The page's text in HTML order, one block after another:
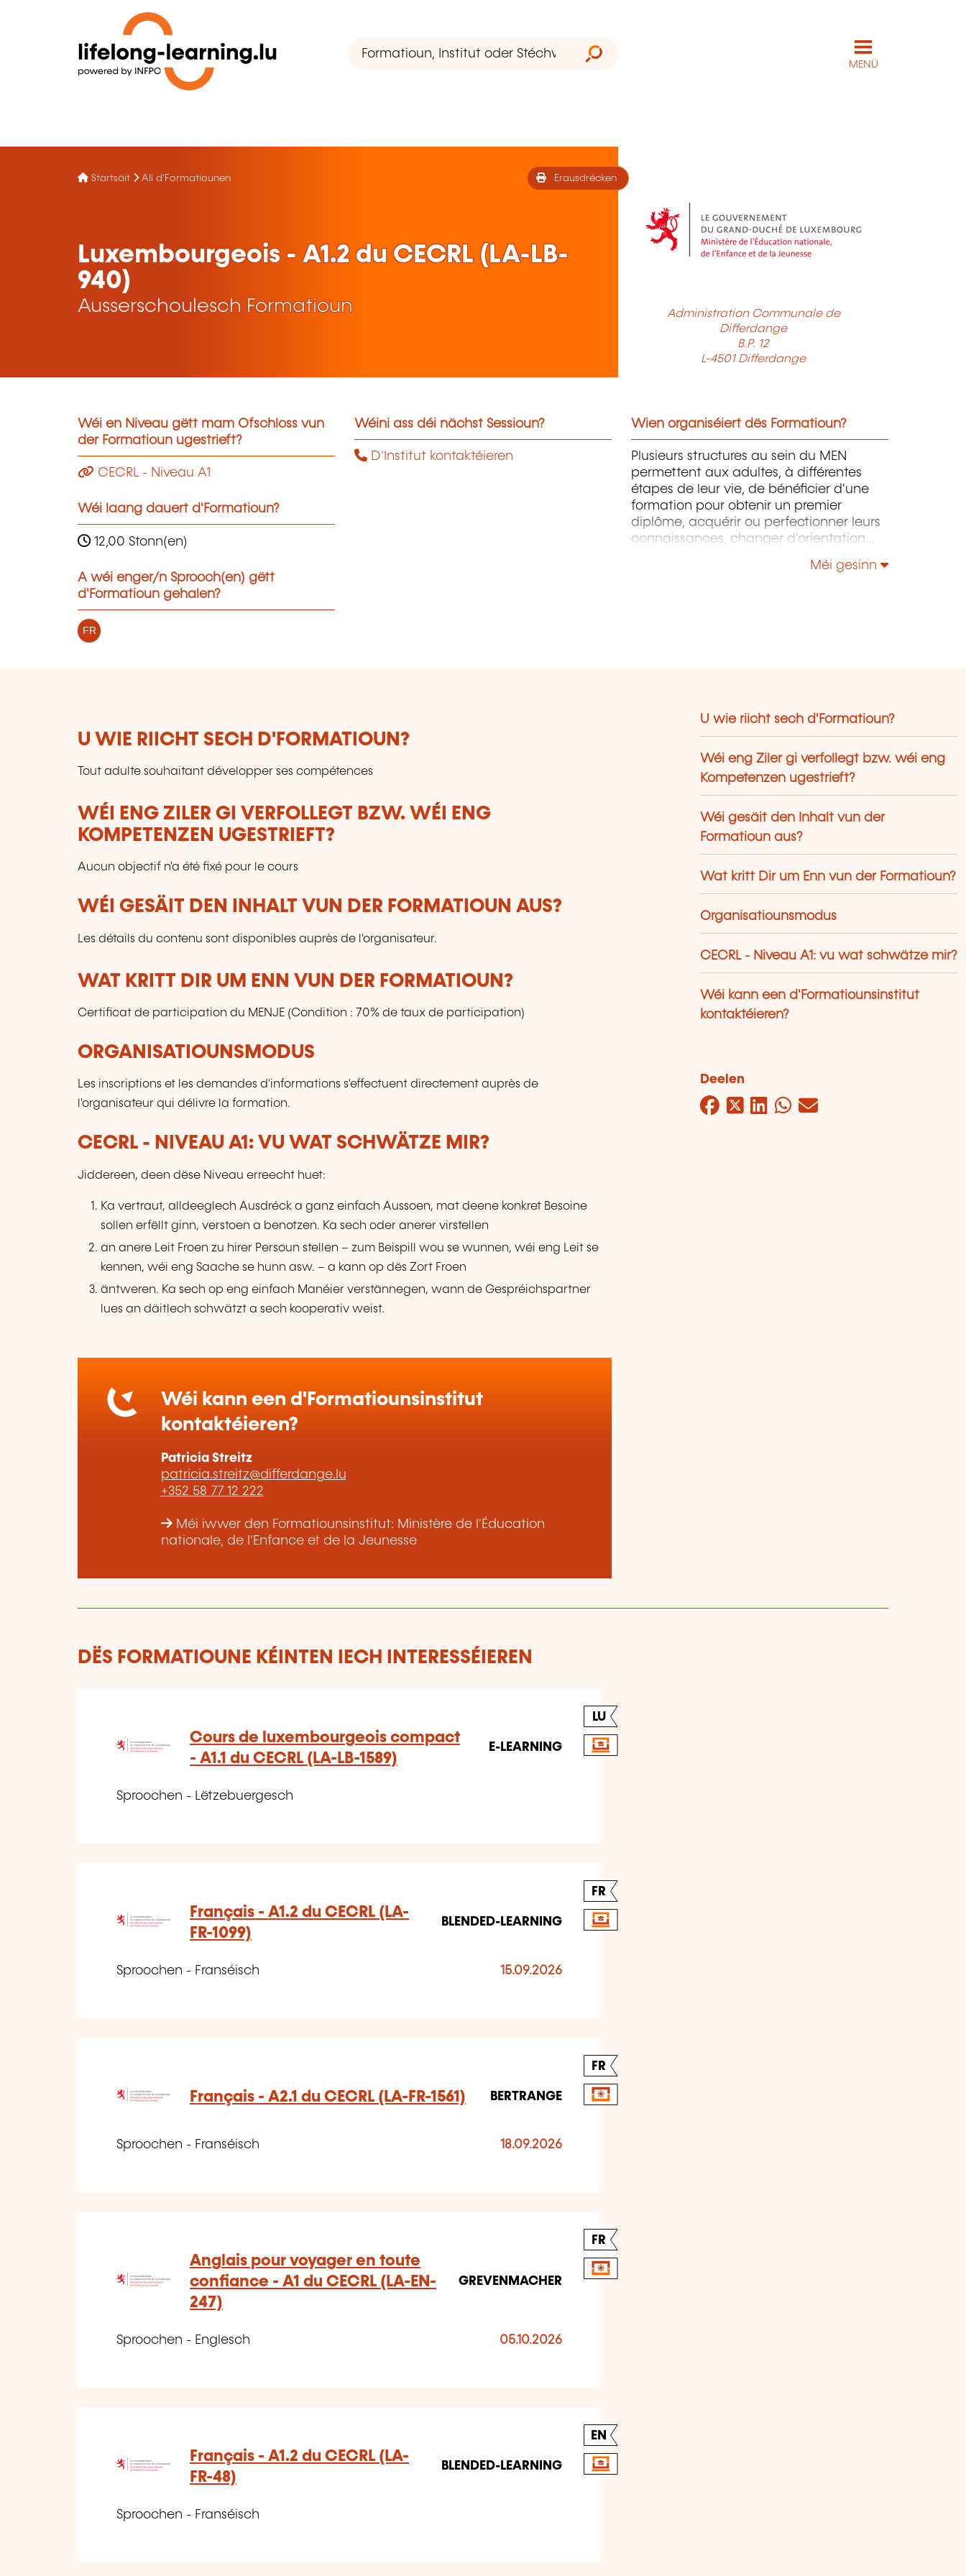
MENÜ
Startsäit All d'Formatiounen Erausdrécken
Luxembourgeois - A1.2 du CECRL (LA-LB-
940)
Ausserschoulesch Formatioun
Administration Communale de
Differdange
B.P. 12
L-4501 Differdange
Wéi en Niveau gëtt mam Ofschloss vun
der Formatioun ugestrieft?
CECRL - Niveau A1
Wéi laang dauert d'Formatioun?
12,00 Stonn(en)
A wéi enger/n Sprooch(en) gëtt
d'Formatioun gehalen?
FR
Wéini ass déi nächst Sessioun?
D'Institut kontaktéieren
Wien organiséiert dës Formatioun?
Plusieurs structures au sein du MEN
permettent aux adultes, à différentes
étapes de leur vie, de bénéficier d'une
formation pour obtenir un premier
diplôme, acquérir ou perfectionner leurs
connaissances, changer d'orientation
technologies, enrichir leur culture
Méi gesinn
U WIE RIICHT SECH D'FORMATIOUN?
Tout adulte souhaitant développer ses compétences
WÉI ENG ZILER GI VERFOLLEGT BZW. WÉI ENG
KOMPETENZEN UGESTRIEFT?
Aucun objectif n'a été fixé pour le cours
WÉI GESÄIT DEN INHALT VUN DER FORMATIOUN AUS?
Les détails du contenu sont disponibles auprès de l'organisateur.
WAT KRITT DIR UM ENN VUN DER FORMATIOUN?
Certificat de participation du MENJE (Condition : 70% de taux de participation)
ORGANISATIOUNSMODUS
Les inscriptions et les demandes d'informations s'effectuent directement auprès de
l'organisateur qui délivre la formation.
CECRL - NIVEAU A1: VU WAT SCHWÄTZE MIR?
Jiddereen, deen dëse Niveau erreecht huet:
Ka vertraut, alldeeglech Ausdréck a ganz einfach Aussoen, mat deene konkret Besoine
sollen erfëllt ginn, verstoen a benotzen. Ka sech oder anerer virstellen
an anere Leit Froen zu hirer Persoun stellen – zum Beispill wou se wunnen, wéi eng Leit se
kennen, wéi eng Saache se hunn asw. – a kann op dës Zort Froen
äntweren. Ka sech op eng einfach Manéier verstännegen, wann de Gespréichspartner
lues an däitlech schwätzt a sech kooperativ weist.
Wéi kann een d'Formatiounsinstitut
kontaktéieren?
Patricia Streitz
patricia.streitz@differdange.lu
+352 58 77 12 222
Méi iwwer den Formatiounsinstitut: Ministère de l'Éducation
nationale, de l'Enfance et de la Jeunesse
U wie riicht sech d'Formatioun?
Wéi eng Ziler gi verfollegt bzw. wéi eng
Kompetenzen ugestrieft?
Wéi gesäit den Inhalt vun der
Formatioun aus?
Wat kritt Dir um Enn vun der Formatioun?
Organisatiounsmodus
CECRL - Niveau A1: vu wat schwätze mir?
Wéi kann een d'Formatiounsinstitut
kontaktéieren?
Deelen
Facebook
Twitter
LinkedIn
WhatsApp
Mail
DËS FORMATIOUNE KÉINTEN IECH INTERESSÉIEREN
LU
Cours de luxembourgeois compact
- A1.1 du CECRL (LA-LB-1589)
E-LEARNING
Sproochen - Lëtzebuergesch
FR
Français - A1.2 du CECRL (LA-
FR-1099)
BLENDED-LEARNING
Sproochen - Franséisch 15.09.2026
FR
Français - A2.1 du CECRL (LA-FR-1561) BERTRANGE
Sproochen - Franséisch 18.09.2026
FR
Anglais pour voyager en toute
confiance - A1 du CECRL (LA-EN-
247)
GREVENMACHER
Sproochen - Englesch 05.10.2026
EN
Français - A1.2 du CECRL (LA-
FR-48)
BLENDED-LEARNING
Sproochen - Franséisch